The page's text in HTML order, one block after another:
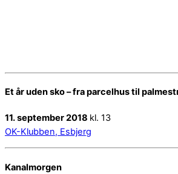
Et år uden sko – fra parcelhus til
11. september 2018 kl. 13
OK-Klubben, Esbjerg
Kanalmorgen